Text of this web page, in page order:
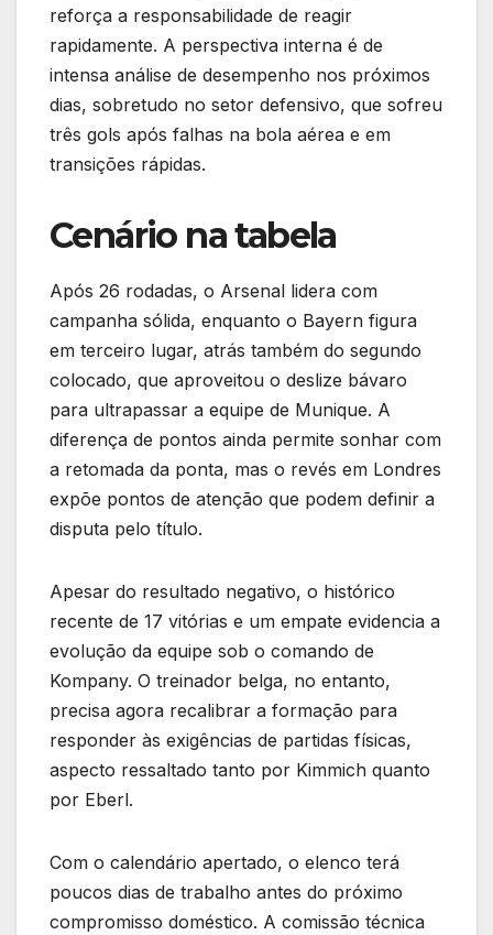
reforça a responsabilidade de reagir
rapidamente. A perspectiva interna é de
intensa análise de desempenho nos próximos
dias, sobretudo no setor defensivo, que sofreu
três gols após falhas na bola aérea e em
transições rápidas.
Cenário na tabela
Após 26 rodadas, o Arsenal lidera com
campanha sólida, enquanto o Bayern figura
em terceiro lugar, atrás também do segundo
colocado, que aproveitou o deslize bávaro
para ultrapassar a equipe de Munique. A
diferença de pontos ainda permite sonhar com
a retomada da ponta, mas o revés em Londres
expõe pontos de atenção que podem definir a
disputa pelo título.
Apesar do resultado negativo, o histórico
recente de 17 vitórias e um empate evidencia a
evolução da equipe sob o comando de
Kompany. O treinador belga, no entanto,
precisa agora recalibrar a formação para
responder às exigências de partidas físicas,
aspecto ressaltado tanto por Kimmich quanto
por Eberl.
Com o calendário apertado, o elenco terá
poucos dias de trabalho antes do próximo
compromisso doméstico. A comissão técnica